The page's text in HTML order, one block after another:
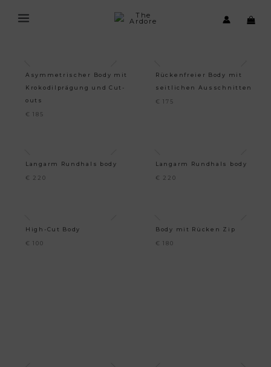
Inhalt
springen
Asymmetrischer Body mit
Krokodilprägung und Cut-
outs
€ 185
Rückenfreier Body mit
seitlichen Ausschnitten
€ 175
Langarm Rundhals body
€ 220
Langarm Rundhals body
€ 220
High-Cut Body
€ 100
Body mit Rücken Zip
€ 180